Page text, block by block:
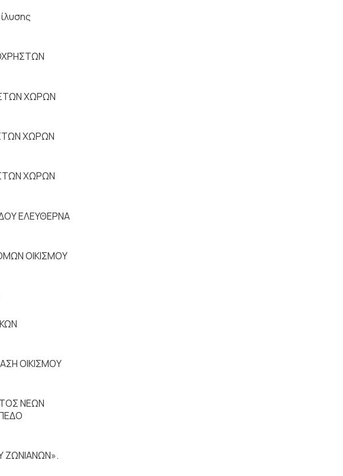
ΧΩΡΩΝ
ΧΩΡΩΝ
ΧΩΡΩΝ
ΕΛΕΥΘΕΡΝΑ
ΟΙΚΙΣΜΟΥ
ΟΙΚΙΣΜΟΥ
ΝΕΩΝ
ΖΩΝΙΑΝΩΝ».